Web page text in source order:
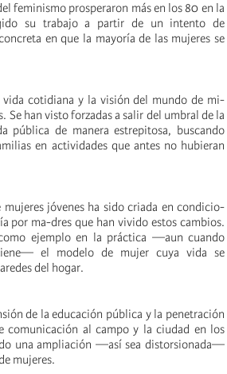
feminismo prosperaron más en los 80 en la
su trabajo a partir de un intento de
en que la mayoría de las mujeres se
vida cotidiana y la visión del mundo de mi-
Se han visto forzadas a salir del umbral de la
pública de manera estrepitosa, buscando
en actividades que antes no hubieran
mujeres jóvenes ha sido criada en condicio-
por ma-dres que han vivido estos cambios.
ejemplo en la práctica —aun cuando
el modelo de mujer cuya vida se
del hogar.
de la educación pública y la penetración
comunicación al campo y la ciudad en los
una ampliación —así sea distorsionada—
mujeres.